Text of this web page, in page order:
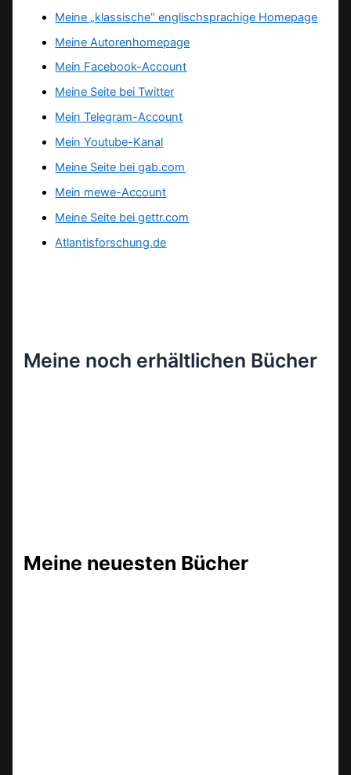
Meine „klassische“ englischsprachige Homepage
Meine Autorenhomepage
Mein Facebook-Account
Meine Seite bei Twitter
Mein Telegram-Account
Mein Youtube-Kanal
Meine Seite bei gab.com
Mein mewe-Account
Meine Seite bei gettr.com
Atlantisforschung.de
Meine noch erhältlichen Bücher
Meine neuesten Bücher